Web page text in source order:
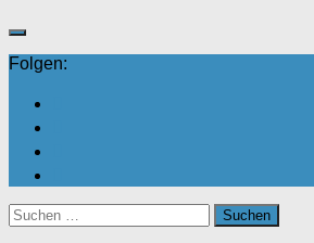
Folgen:
Suchen
nach: